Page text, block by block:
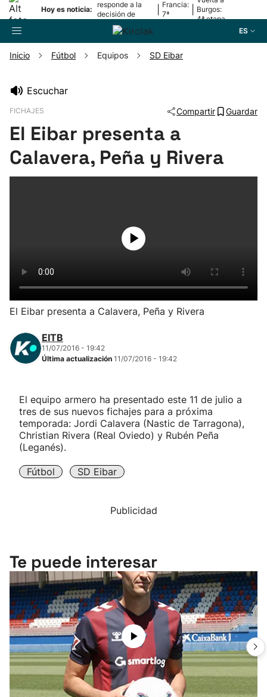
Hoy es noticia:
responde a la
decisión de
Oriamendi
Francia:
7ª
Burgos:
4ª etapa
ES
Pelota
Herri-kirolak
Balonmano
Kirolak 360
Carreras de montaña
Más deportes
"Helmuga"
Inicio Fútbol Equipos SD Eibar
Escuchar
FICHAJES Compartir Guardar
El Eibar presenta a
Calavera, Peña y Rivera
El Eibar presenta a Calavera, Peña y Rivera
EITB
11/07/2016 - 19:42
Última actualización 11/07/2016 - 19:42
El equipo armero ha presentado este 11 de julio a
tres de sus nuevos fichajes para a próxima
temporada: Jordi Calavera (Nastic de Tarragona),
Christian Rivera (Real Oviedo) y Rubén Peña
(Leganés).
Fútbol SD Eibar
Publicidad
Te puede interesar